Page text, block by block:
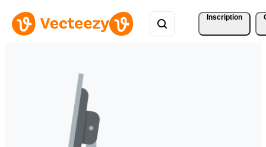
Inscription